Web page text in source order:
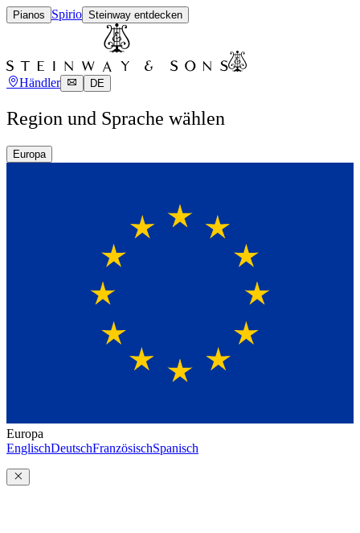
Pianos Spirio Steinway entdecken
Händler DE
Region und Sprache wählen
Europa
Europa
EnglischDeutschFranzösischSpanisch